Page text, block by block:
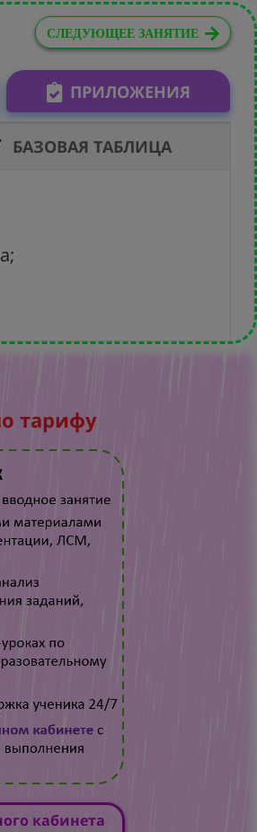
СЛЕДУЮЩЕЕ ЗАНЯТИЕ
ПРИЛОЖЕНИЯ
БАЗОВАЯ ТАБЛИЦА
-
тарифу
кабинета